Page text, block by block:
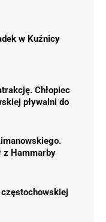
w Kuźnicy
Chłopiec
pływalni do
z Hammarby